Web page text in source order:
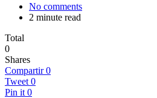
No comments
2 minute read
Total
0
Shares
Compartir 0
Tweet 0
Pin it 0